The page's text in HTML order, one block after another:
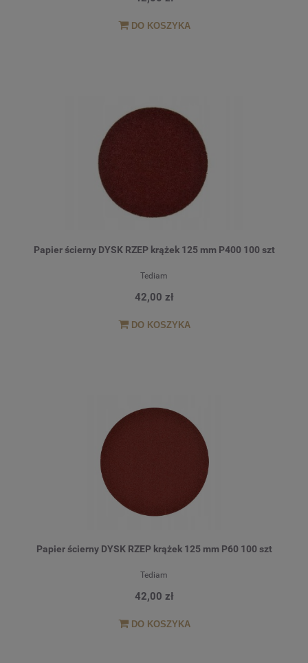
DO KOSZYKA
Papier ścierny DYSK RZEP krążek 125 mm P400 100 szt
Tediam
42,00 zł
DO KOSZYKA
Papier ścierny DYSK RZEP krążek 125 mm P60 100 szt
Tediam
42,00 zł
DO KOSZYKA